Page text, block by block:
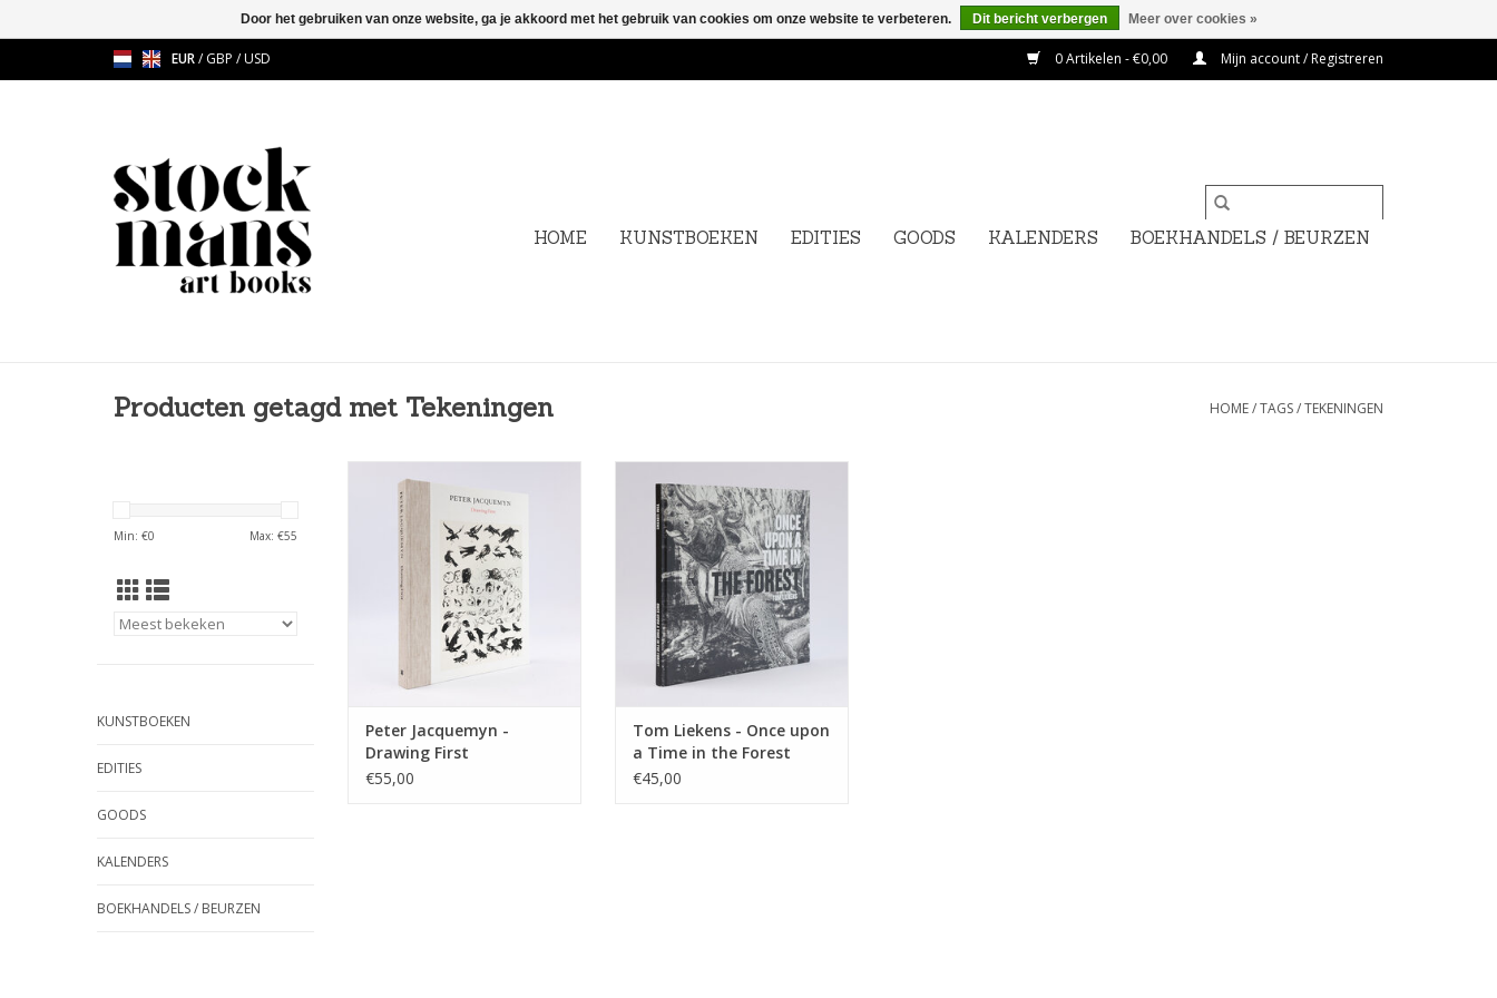
EUR/GBP /USD 0 Artikelen - €0,00 Mijn account / Registreren
HOME KUNSTBOEKEN EDITIES GOODS KALENDERS BOEKHANDELS / BEURZEN
Producten getagd met Tekeningen HOME/TAGS/TEKENINGEN
Min: €0 Max: €55
KUNSTBOEKEN
EDITIES
GOODS
KALENDERS
BOEKHANDELS / BEURZEN
veelzijdig kunstenaar die al
veertig jaar tekent
en beeldhouwt, musiceert en
performt. Dit boek toont zijn
schetsen, tekeningen en
sculpturen van de jongste jaren.
TOEVOEGEN AAN WINKELWAGEN
Peter Jacquemyn -
Drawing First
€55,00
monumentale schilderijen,
houtsneden en collages. Hij is
gefascineerd door de weinig
realistische wijze waarop fauna
en flora doorgaans worden
voorgesteld op schilderijen, in
sprookjes, mythes en films.
TOEVOEGEN AAN WINKELWAGEN
Tom Liekens - Once upon
a Time in the Forest
€45,00
Door het gebruiken van onze website, ga je akkoord met het gebruik van cookies om onze website te verbeteren. Dit bericht verbergen Meer over cookies »